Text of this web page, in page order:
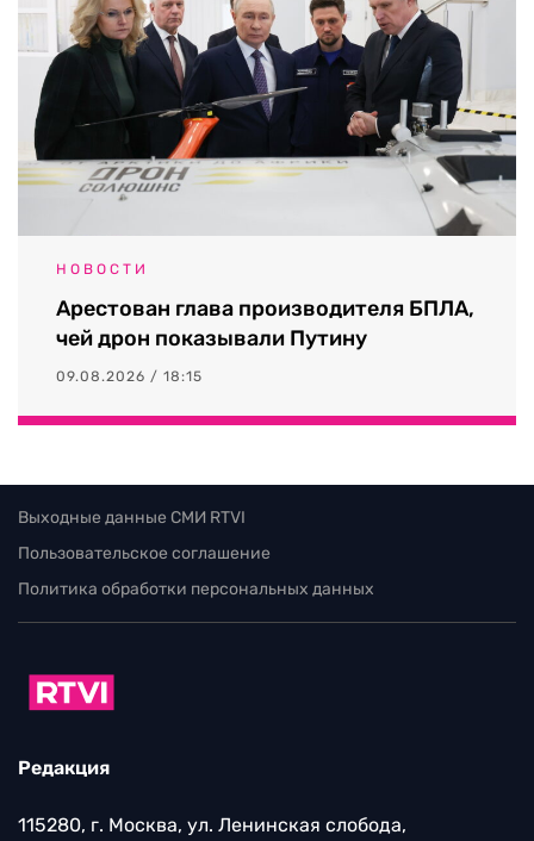
НОВОСТИ
Арестован глава производителя БПЛА,
чей дрон показывали Путину
09.08.2026 / 18:15
Выходные данные СМИ RTVI
Пользовательское соглашение
Политика обработки персональных данных
Редакция
115280, г. Москва, ул. Ленинская слобода,